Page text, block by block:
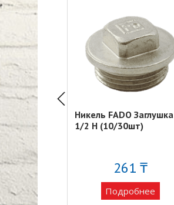
₸
Никель FADO Заглушка
1/2 Н (10/30шт)
261 ₸
Подробнее